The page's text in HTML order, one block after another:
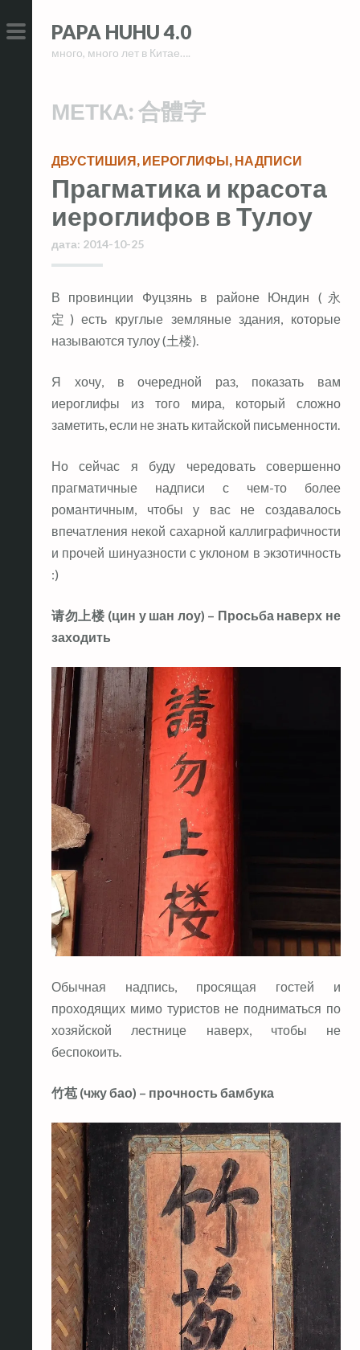
to
PRIMARY
to
PAPA HUHU 4.0
много, много лет в Китае….
МЕТКА:合體字
ДВУСТИШИЯ, ИЕРОГЛИФЫ, НАДПИСИ
Прагматика и красота
иероглифов в Тулоу
дата: 2014-10-25
В провинции Фуцзянь в районе Юндин (永
定) есть круглые земляные здания, которые
называются тулоу (土楼).
Я хочу, в очередной раз, показать вам
иероглифы из того мира, который сложно
заметить, если не знать китайской письменности.
Но сейчас я буду чередовать совершенно
прагматичные надписи с чем-то более
романтичным, чтобы у вас не создавалось
впечатления некой сахарной каллиграфичности
и прочей шинуазности с уклоном в экзотичность
:)
请勿上楼 (цин у шан лоу) – Просьба наверх не
заходить
Обычная надпись, просящая гостей и
проходящих мимо туристов не подниматься по
хозяйской лестнице наверх, чтобы не
беспокоить.
竹苞 (чжу бао) – прочность бамбука